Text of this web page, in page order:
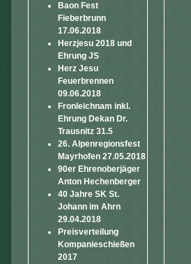
Baon Fest
Fieberbrunn
17.06.2018
Herzjesu 2018 und
Ehrung JS
Herz Jesu
Feuerbrennen
09.06.2018
Fronleichnam inkl.
Ehrung Dekan Dr.
Trausnitz 31.5
26. Alpenregionsfest
Mayrhofen 27.05.2018
90er Ehrenoberjäger
Anton Hechenberger
40 Jahre SK St.
Johann im Ahrn
29.04.2018
Preisverteilung
Kompanieschießen
2017